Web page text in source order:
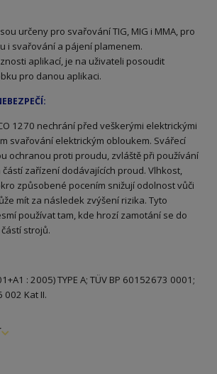
určeny pro svařování TIG, MIG i MMA, pro
i svařování a pájení plamenem.
aplikací, je na uživateli posoudit
pro danou aplikaci.
1270 nechrání před veškerými elektrickými
svařování elektrickým obloukem. Svářecí
ochranou proti proudu, zvláště při používání
zařízení dodávajících proud. Vlhkost,
způsobené pocením snižují odolnost vůči
mít za následek zvýšení rizika. Tyto
používat tam, kde hrozí zamotání se do
strojů.
: 2005) TYPE A; TÜV BP 60152673 0001;
002 Kat II.